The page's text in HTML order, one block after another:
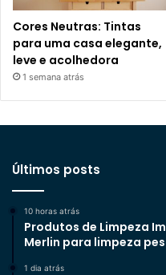
Cores Neutras: Tintas
para uma casa elegante,
leve e acolhedora
1 semana atrás
Últimos posts
10 horas atrás
Produtos de Limpeza
Merlin para limpeza
1 dia atrás